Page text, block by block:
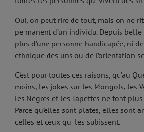
Oui, on peut rire de tout, mais on ne rit
permanent d’un individu. Depuis
plus d’une personne handicapée, ni
ethnique des uns ou de l’orientation
C’est pour toutes ces raisons, qu’au
moins, les jokes sur les Mongols, les
les Nègres et les Tapettes ne font
Parce qu’elles sont plates, elles sont
celles et ceux qui les subissent.